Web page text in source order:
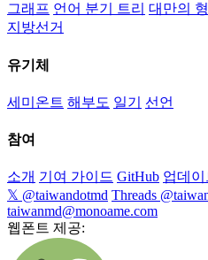
그래프 언어 분기 트리 대만의
지방선거
유기체
세미온트 해부도 일기 선언
참여
소개 기여 가이드 GitHub 업데
𝕏 @taiwandotmd Threads
taiwanmd@monoame.com
웹폰트 제공: